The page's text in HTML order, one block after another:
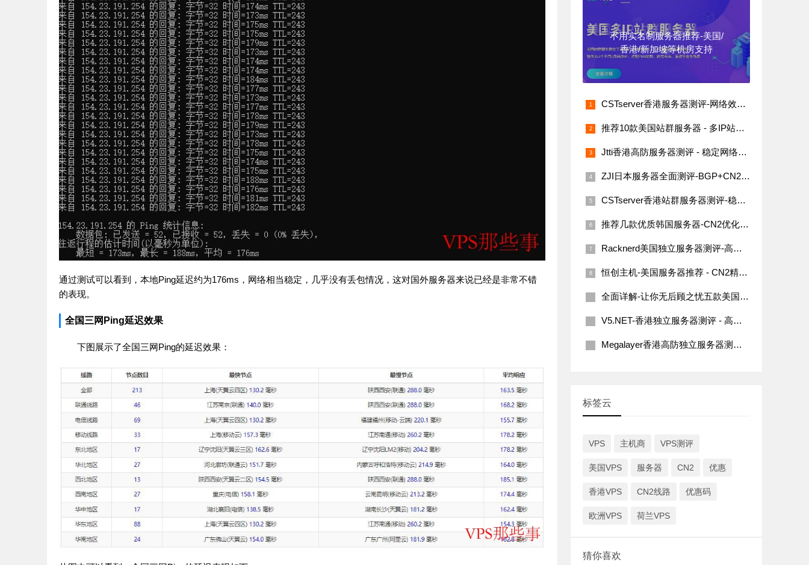
通过测试可以看到，本地Ping延迟约为176ms，网络相当稳定，几乎没有丢包情况，这对国外服务器来说已经是非常不错
的表现。
全国三网Ping延迟效果
下图展示了全国三网Ping的延迟效果：
不用实名制服务器推荐-美国/
香港/新加坡等机房支持
CSTserver香港服务器测评-网络效果与价格分析
推荐10款美国站群服务器 - 多IP站群SEO必备
Jtti香港高防服务器测评 - 稳定网络与高性价比
ZJI日本服务器全面测评-BGP+CN2线路，国内用户的最佳选择
CSTserver香港站群服务器测评-稳定网络与高性价比选择
推荐几款优质韩国服务器-CN2优化线路、多IP站群
Racknerd美国独立服务器测评-高性价比的洛杉矶机房选择
恒创主机-美国服务器推荐 - CN2精品线路全球访问稳定
全面详解-让你无后顾之忧五款美国G口服务器推荐 | 2023版
V5.NET-香港独立服务器测评 - 高性价比CN2线路
Megalayer香港高防独立服务器测评-10G防御支持及网络性能详解
标签云
VPS 主机商 VPS测评
美国VPS 服务器 CN2 优惠
香港VPS CN2线路 优惠码
欧洲VPS 荷兰VPS
猜你喜欢